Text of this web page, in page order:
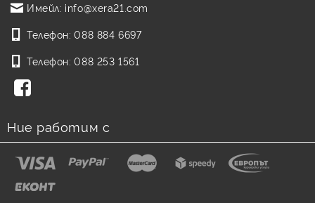
Имейл: info@xera21.com
Телефон: 088 884 6697
Телефон: 088 253 1561
Ние работим с